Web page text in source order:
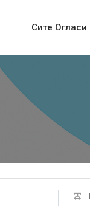
Сите Огласи